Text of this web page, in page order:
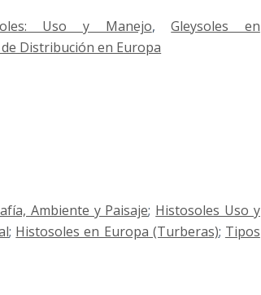
Uso y Manejo,Gleysoles en
Distribución en Europa
Ambiente y Paisaje; Histosoles Uso y
; Histosoles en Europa (Turberas); Tipos